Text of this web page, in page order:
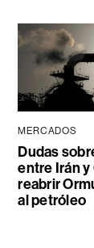
MERCADOS
Dudas
entre Irán y
reabrir
al petróleo